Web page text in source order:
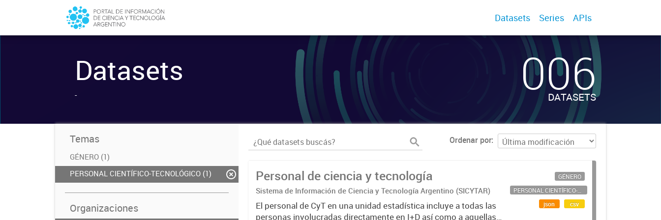
Datasets Series APIs
Datasets
- 006
DATASETS
Temas
GÉNERO (1)
PERSONAL CIENTÍFICO-TECNOLÓGICO (1)
Organizaciones
Ordenar por
Personal de ciencia y tecnología
Sistema de Información de Ciencia y Tecnología Argentino (SICYTAR)
El personal de CyT en una unidad estadística incluye a todas las
personas involucradas directamente en I+D así como a aquellas
GÉNERO
PERSONAL CIENTÍFICO-TECNOLÓGICO
json
csv